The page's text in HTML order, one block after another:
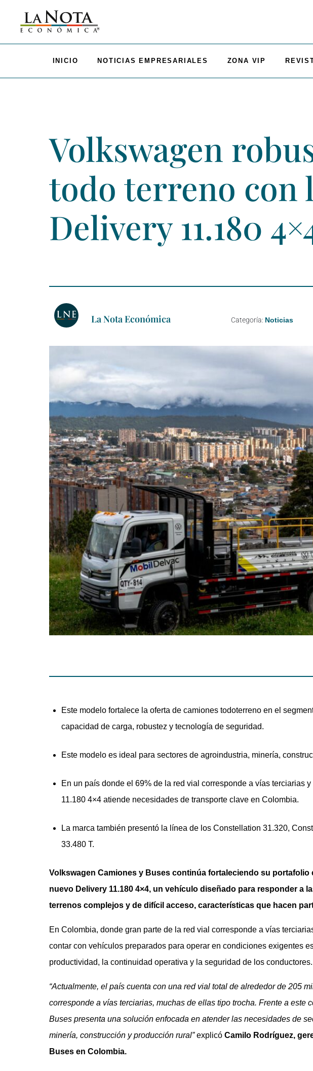
INICIO NOTICIAS EMPRESARIALES ZONA VIP
Volkswagen
todo terreno con
Delivery 11.180
La Nota Económica Categoría: Noticias
Este modelo fortalece la oferta de camiones todoterreno en el
capacidad de carga, robustez y tecnología de seguridad.
Este modelo es ideal para sectores de agroindustria, minería,
En un país donde el 69% de la red vial corresponde a vías terciarias
11.180 4×4 atiende necesidades de transporte clave en Colombia.
La marca también presentó la línea de los Constellation 31.320,
33.480 T.
Volkswagen Camiones y Buses continúa fortaleciendo su portafolio
nuevo Delivery 11.180 4×4, un vehículo diseñado para responder a
terrenos complejos y de difícil acceso, características que hacen
En Colombia, donde gran parte de la red vial corresponde a vías
contar con vehículos preparados para operar en condiciones exigentes
productividad, la continuidad operativa y la seguridad de los conductores.
“Actualmente, el país cuenta con una red vial total de alrededor de 205
corresponde a vías terciarias, muchas de ellas tipo trocha. Frente a este
Buses presenta una solución enfocada en atender las necesidades de
minería, construcción y producción rural”explicó Camilo Rodríguez,
Buses en Colombia.